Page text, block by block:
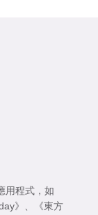
用程式，如
》 、
《東方